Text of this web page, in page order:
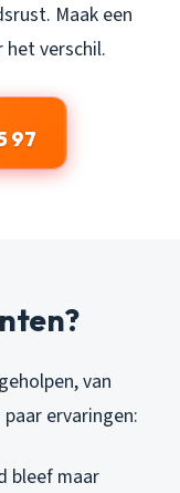
Maak een
het verschil.
97
van
ervaringen:
bleef maar